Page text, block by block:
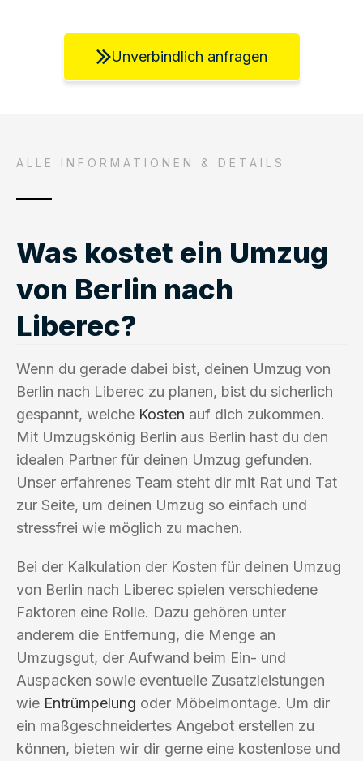
Unverbindlich anfragen
ALLE INFORMATIONEN & DETAILS
Was kostet ein Umzug
von Berlin nach
Liberec?
Wenn du gerade dabei bist, deinen Umzug von
Berlin nach Liberec zu planen, bist du sicherlich
gespannt, welche Kosten auf dich zukommen.
Mit Umzugskönig Berlin aus Berlin hast du den
idealen Partner für deinen Umzug gefunden.
Unser erfahrenes Team steht dir mit Rat und Tat
zur Seite, um deinen Umzug so einfach und
stressfrei wie möglich zu machen.
Bei der Kalkulation der Kosten für deinen Umzug
von Berlin nach Liberec spielen verschiedene
Faktoren eine Rolle. Dazu gehören unter
anderem die Entfernung, die Menge an
Umzugsgut, der Aufwand beim Ein- und
Auspacken sowie eventuelle Zusatzleistungen
wie Entrümpelung oder Möbelmontage. Um dir
ein maßgeschneidertes Angebot erstellen zu
können, bieten wir dir gerne eine kostenlose und